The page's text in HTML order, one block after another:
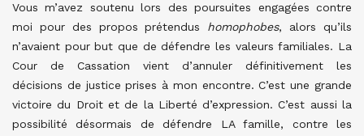
Vous m’avez soutenu lors des poursuites engagées contre
moi pour des propos prétendus homophobes, alors qu’ils
n’avaient pour but que de défendre les valeurs familiales. La
Cour de Cassation vient d’annuler définitivement les
décisions de justice prises à mon encontre. C’est une grande
victoire du Droit et de la Liberté d’expression. C’est aussi la
possibilité désormais de défendre LA famille, contre les